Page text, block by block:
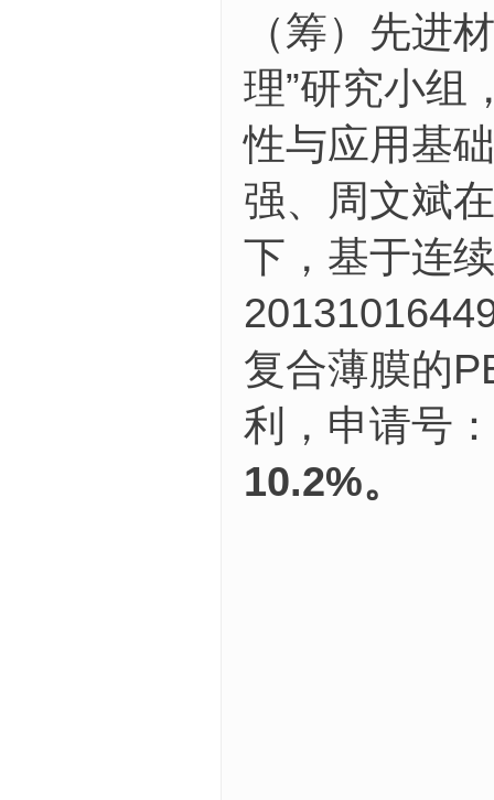
（筹）先进
理”研究小组
性与应用基
强、周文斌
下，基于连
复合薄膜的
利，申请号
10.2%。